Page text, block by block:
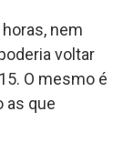
nem
voltar
O mesmo é
as que